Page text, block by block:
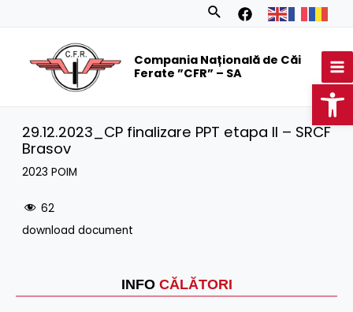
Search
Compania Națională de Căi
Ferate ”CFR” – SA
INFO CĂLĂTORI
29.12.2023_CP finalizare PPT etapa II – SRCF
Brasov
2023 POIM
62
download document